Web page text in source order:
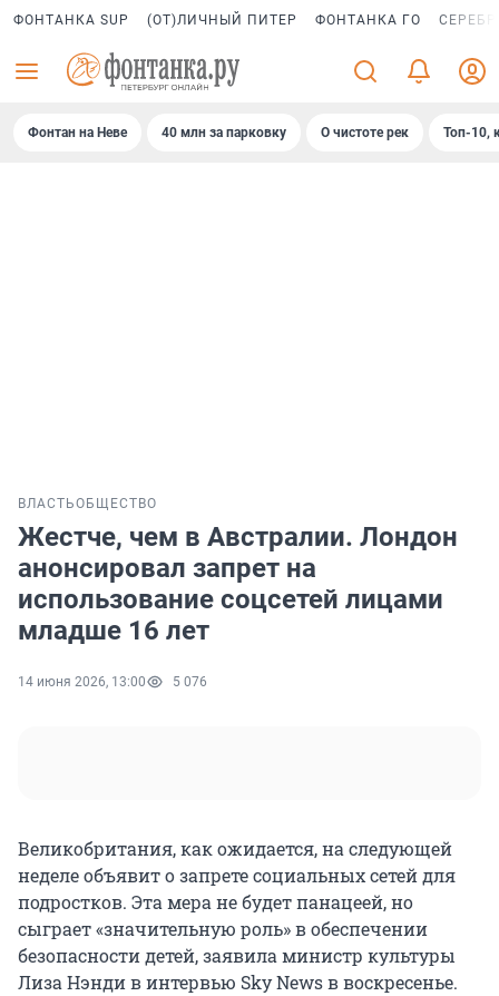
ФОНТАНКА SUP (ОТ)ЛИЧНЫЙ ПИТЕР ФОНТАНКА ГО
Фонтан на Неве 40 млн за парковку О чистоте рек Топ-10,
ВЛАСТЬОБЩЕСТВО
Жестче, чем в Австралии. Лондон
анонсировал запрет на
использование соцсетей лицами
младше 16 лет
14 июня 2026, 13:00 5 076
Великобритания, как ожидается, на следующей
неделе объявит о запрете социальных сетей для
подростков. Эта мера не будет панацеей, но
сыграет «значительную роль» в обеспечении
безопасности детей, заявила министр культуры
Лиза Нэнди в интервью Sky News в воскресенье.